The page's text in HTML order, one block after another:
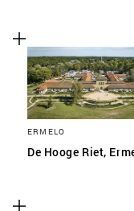
ERMELO
De Hooge Riet,